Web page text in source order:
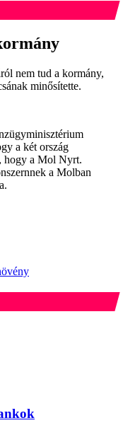
nem tud a kormány,
minősítette.
a két ország
hogy a Mol Nyrt.
a Molban